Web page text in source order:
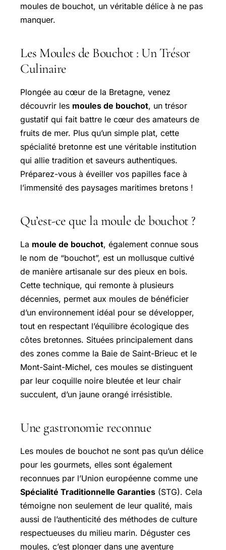
moules de bouchot, un véritable délice à ne pas
manquer.
Les Moules de Bouchot : Un Trésor
Culinaire
Plongée au cœur de la Bretagne, venez
découvrir les moules de bouchot, un trésor
gustatif qui fait battre le cœur des amateurs de
fruits de mer. Plus qu’un simple plat, cette
spécialité bretonne est une véritable institution
qui allie tradition et saveurs authentiques.
Préparez-vous à éveiller vos papilles face à
l’immensité des paysages maritimes bretons !
Qu’est-ce que la moule de bouchot ?
La moule de bouchot, également connue sous
le nom de “bouchot”, est un mollusque cultivé
de manière artisanale sur des pieux en bois.
Cette technique, qui remonte à plusieurs
décennies, permet aux moules de bénéficier
d’un environnement idéal pour se développer,
tout en respectant l’équilibre écologique des
côtes bretonnes. Situées principalement dans
des zones comme la Baie de Saint-Brieuc et le
Mont-Saint-Michel, ces moules se distinguent
par leur coquille noire bleutée et leur chair
succulent, d’un jaune orangé irrésistible.
Une gastronomie reconnue
Les moules de bouchot ne sont pas qu’un délice
pour les gourmets, elles sont également
reconnues par l’Union européenne comme une
Spécialité Traditionnelle Garanties (STG). Cela
témoigne non seulement de leur qualité, mais
aussi de l’authenticité des méthodes de culture
respectueuses du milieu marin. Déguster ces
moules, c’est plonger dans une aventure